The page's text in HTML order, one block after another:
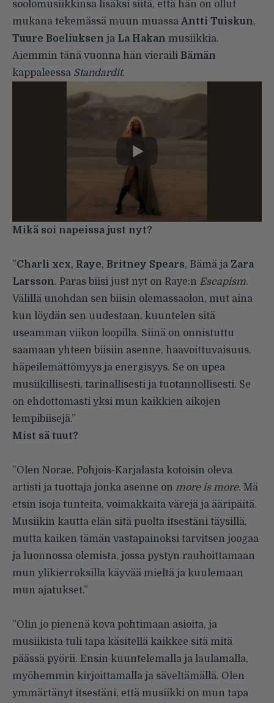
soolomusiikkinsa lisäksi siitä, että hän on ollut
mukana tekemässä muun muassa Antti Tuiskun,
Tuure Boeliuksen ja La Hakan musiikkia.
Aiemmin tänä vuonna hän vieraili Bämän
kappaleessa Standardit.
Mikä soi napeissa just nyt?
”Charli xcx, Raye, Britney Spears, Bämä ja Zara
Larsson. Paras biisi just nyt on Raye:n Escapism.
Välillä unohdan sen biisin olemassaolon, mut aina
kun löydän sen uudestaan, kuuntelen sitä
useamman viikon loopilla. Siinä on onnistuttu
saamaan yhteen biisiin asenne, haavoittuvaisuus,
häpeilemättömyys ja energisyys. Se on upea
musiikillisesti, tarinallisesti ja tuotannollisesti. Se
on ehdottomasti yksi mun kaikkien aikojen
lempibiisejä.”
Mist sä tuut?
”Olen Norae, Pohjois-Karjalasta kotoisin oleva
artisti ja tuottaja jonka asenne on more is more. Mä
etsin isoja tunteita, voimakkaita värejä ja ääripäitä.
Musiikin kautta elän sitä puolta itsestäni täysillä,
mutta kaiken tämän vastapainoksi tarvitsen joogaa
ja luonnossa olemista, jossa pystyn rauhoittamaan
mun ylikierroksilla käyvää mieltä ja kuulemaan
mun ajatukset.”
”Olin jo pienenä kova pohtimaan asioita, ja
musiikista tuli tapa käsitellä kaikkee sitä mitä
päässä pyörii. Ensin kuuntelemalla ja laulamalla,
myöhemmin kirjoittamalla ja säveltämällä. Olen
ymmärtänyt itsestäni, että musiikki on mun tapa